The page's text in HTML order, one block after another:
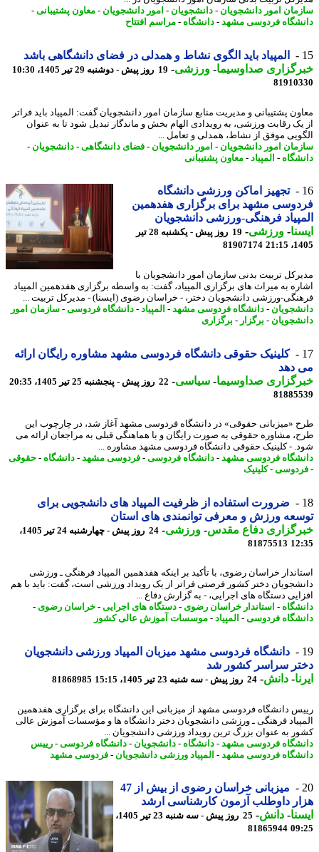
امور دانشجویان-دانشجویان-امور دانشجویان-معاون پشتیبانی-
فردوسی مشهد-دانشگاه-مراسم افتتاح
المپیاد باید الگوی نشاط و همدلی در فضای دانشگاهی باشد
صداوسیما-ورزشی-19 روز پیش - دوشنبه 29 تیر 1405، 10:30
پشتیبانی و مدیریت منابع سازمان امور دانشجویان گفت: المپیاد باید فراتر
رقابت ورزشی، به رویدادی الهام بخش و ماندگار تبدیل شود تا به عنوان
موفق از نشاط، همدلی و تعامل ...
امور دانشجویان-امور دانشجویان-فضای دانشگاهی-دانشجویان-
-المپیاد-معاون پشتیبانی
تجهیز اماکن ورزشی دانشگاه
مشهد برای برگزاری هفدهمین
فرهنگی-ورزشی دانشجویان
-ورزشی-
19 روز پیش - یکشنبه 28 تیر
81907174
تربیت بدنی سازمان امور دانشجویان با
به میراث های برگزاری المپیاد، گفت: به واسطه برگزاری هفدهمین المپیاد
ورزشی دانشجویان دختر، - خراسان رضوی (ایسنا) - مدیرکل تربیت ...
-دانشگاه فردوسی مشهد-المپیاد-دانشگاه فردوسی-سازمان امور
-برگزار - برگزاری
کلینیک حقوقی دانشگاه فردوسی مشهد مشاوره رایگان ارائه
دهد
صداوسیما-سیاسی-22 روز پیش - پنجشنبه 25 تیر 1405، 20:35
«میزبانی حقوقی» در دانشگاه فردوسی مشهد آغاز شد، در چارچوب این
مشاوره حقوقی به صورت رایگان و با هماهنگی قبلی به مراجعان ارائه می
- کلینیک حقوقی دانشگاه فردوسی مشهد مشاوره ...
فردوسی مشهد-دانشگاه فردوسی-فردوسی مشهد-دانشگاه-حقوقی
-کلینیک
ضرورت استفاده از ظرفیت المپیاد های دانشجویی برای
ورزش و معرفی توانمندی های استان
دفاع مقدس-ورزشی-
24 روز پیش - چهارشنبه 24 تیر 1405،
81875513
خراسان رضوی، با تأکید بر اینکه هفدهمین المپیاد فرهنگی ـ ورزشی
دختر کشور فرصتی فراتر از یک رویداد ورزشی است، گفت: باید با هم
دستگاه های اجرایی، - به گزارش دفاع ...
-استاندار خراسان رضوی-دستگاه های اجرایی- خراسان رضوی-
فردوسی-المپیاد-موسسات آموزش عالی کشور
دانشگاه فردوسی مشهد میزبان المپیاد ورزشی دانشجویان
سراسر کشور شد
-دانش -24 روز پیش - سه شنبه 23 تیر 1405، 15:15 81868985
دانشگاه فردوسی مشهد از میزبانی این دانشگاه برای برگزاری هفدهمین
فرهنگی ـ ورزشی دانشجویان دختر دانشگاه ها و مؤسسات آموزش عالی
به عنوان بزرگ ترین رویداد ورزشی دانشجویان ...
فردوسی مشهد-دانشگاه-دانشجویان-دانشگاه فردوسی-رییس
فردوسی مشهد-المپیاد ورزشی دانشجویان-فردوسی مشهد
میزبانی خراسان رضوی از بیش از 47
داوطلب آزمون کارشناسی ارشد
-دانش -
25 روز پیش - سه شنبه 23 تیر 1405،
81865944